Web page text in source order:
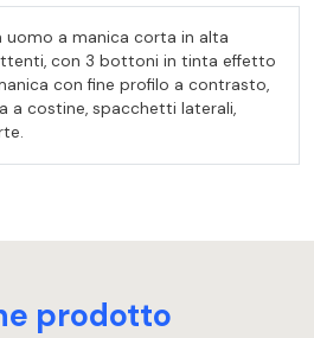
uomo a manica corta in alta
con 3 bottoni in tinta effetto
con fine profilo a contrasto,
a costine, spacchetti laterali,
prodotto